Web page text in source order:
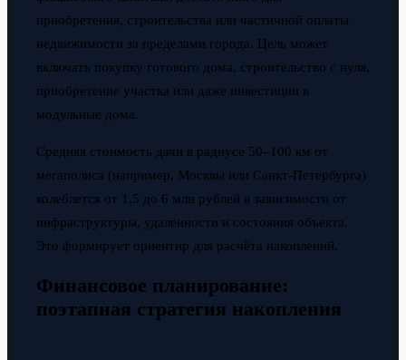
приобретения, строительства или частичной оплаты
недвижимости за пределами города. Цель может
включать покупку готового дома, строительство с нуля,
приобретение участка или даже инвестиции в
модульные дома.
Средняя стоимость дачи в радиусе 50–100 км от
мегаполиса (например, Москвы или Санкт-Петербурга)
колеблется от 1,5 до 6 млн рублей в зависимости от
инфраструктуры, удалённости и состояния объекта.
Это формирует ориентир для расчёта накоплений.
Финансовое планирование:
поэтапная стратегия накопления